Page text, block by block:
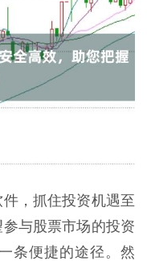
，抓住投资机遇至
与股票市场的投资
条便捷的途径。然